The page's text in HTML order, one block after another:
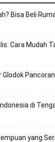
Bisa Beli
Cara Mudah
Glodok
di
yang